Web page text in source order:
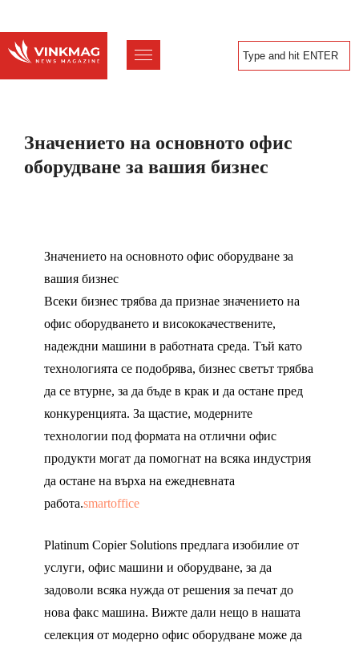
Значението на основното офис
оборудване за вашия бизнес
Значението на основното офис оборудване за
вашия бизнес
Всеки бизнес трябва да признае значението на
офис оборудването и висококачествените,
надеждни машини в работната среда. Тъй като
технологията се подобрява, бизнес светът трябва
да се втурне, за да бъде в крак и да остане пред
конкуренцията. За щастие, модерните
технологии под формата на отлични офис
продукти могат да помогнат на всяка индустрия
да остане на върха на ежедневната
работа.smartoffice
Platinum Copier Solutions предлага изобилие от
услуги, офис машини и оборудване, за да
задоволи всяка нужда от решения за печат до
нова факс машина. Вижте дали нещо в нашата
селекция от модерно офис оборудване може да